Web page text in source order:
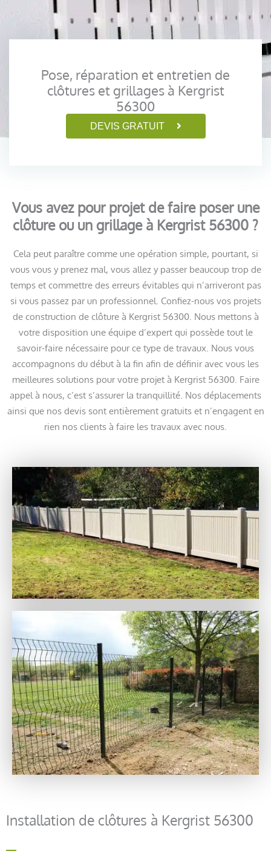
Pose, réparation et entretien de
clôtures et grillages à Kergrist
56300
DEVIS GRATUIT
Vous avez pour projet de faire poser une
clôture ou un grillage à Kergrist 56300 ?
Cela peut paraître comme une opération simple, pourtant, si
vous vous y prenez mal, vous allez y passer beaucoup trop de
temps et commettre des erreurs évitables qui n’arriveront pas
si vous passez par un professionnel. Confiez-nous vos projets
de construction de clôture à Kergrist 56300. Nous mettons à
votre disposition une équipe d’expert qui possède tout le
savoir-faire nécessaire pour ce type de travaux. Nous vous
accompagnons du début à la fin afin de définir avec vous les
meilleures solutions pour votre projet à Kergrist 56300. Faire
appel à nous, c’est s’assurer la tranquillité. Nos déplacements
ainsi que nos devis sont entièrement gratuits et n’engagent en
rien nos clients à faire les travaux avec nous.
Installation de clôtures à Kergrist 56300